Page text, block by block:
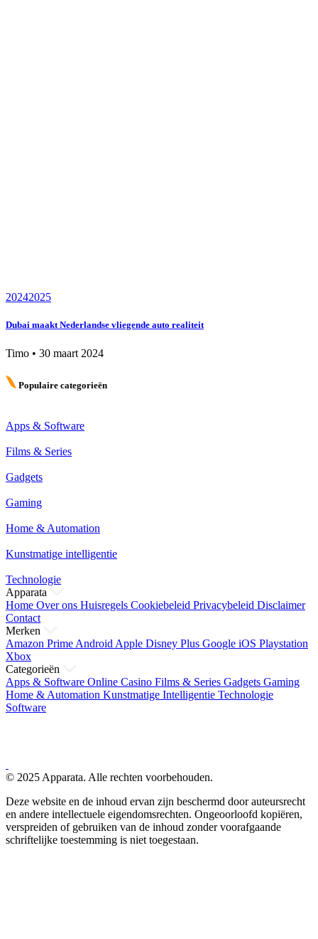
20242025
Dubai maakt Nederlandse vliegende auto realiteit
Timo • 30 maart 2024
Populaire categorieën
Apps & Software
Films & Series
Gadgets
Gaming
Home & Automation
Kunstmatige intelligentie
Technologie
Apparata
Home Over ons Huisregels Cookiebeleid Privacybeleid Disclaimer
Contact
Merken
Amazon Prime Android Apple Disney Plus Google iOS Playstation
Xbox
Categorieën
Apps & Software Online Casino Films & Series Gadgets Gaming
Home & Automation Kunstmatige Intelligentie Technologie
Software
© 2025 Apparata. Alle rechten voorbehouden.
Deze website en de inhoud ervan zijn beschermd door auteursrecht
en andere intellectuele eigendomsrechten. Ongeoorloofd kopiëren,
verspreiden of gebruiken van de inhoud zonder voorafgaande
schriftelijke toestemming is niet toegestaan.